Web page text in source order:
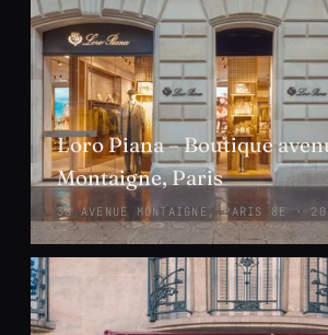
Loro Piana – Boutique
Montaigne, Paris
38 AVENUE MONTAIGNE, PARIS 8E ·